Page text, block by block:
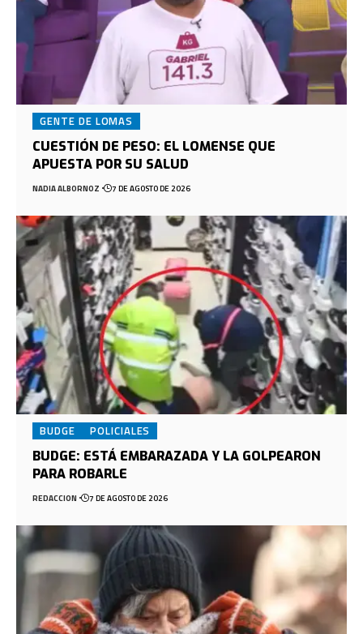
GENTE DE LOMAS
CUESTIÓN DE PESO: EL LOMENSE QUE
APUESTA POR SU SALUD
NADIA ALBORNOZ 7 DE AGOSTO DE 2026
BUDGE POLICIALES
BUDGE: ESTÁ EMBARAZADA Y LA GOLPEARON
PARA ROBARLE
REDACCION 7 DE AGOSTO DE 2026